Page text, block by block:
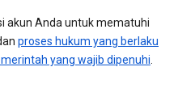
akun Anda untuk mematuhi
proses hukum yang berlaku
yang wajib dipenuhi.